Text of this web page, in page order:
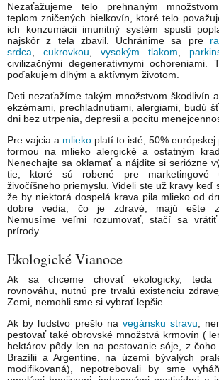
Nezaťažujeme telo prehnaným
teplom zničených bielkovín, ktoré telo
ich konzumácii imunitný systém spustí
najskôr z tela zbavil. Uchránime sa pre
srdca
cukrovkou vysokým tlakom
civilizačnými degeneratívnymi ochoreniami.
poďakujem dlhým a aktívnym životom.
Deti nezaťažíme takým množstvom škodlivín
ekzémami, prechladnutiami, alergiami, budú
dni bez utrpenia, depresii a pocitu
Pre vajcia a mlieko platí to isté, 50%
formou na mlieko alergické a ostatným
Nenechajte sa oklamať a nájdite si seriózne
tie, ktoré sú robené pre marketingové
živočíšneho priemyslu. Videli ste už kravy keď
že by niektorá dospelá krava pila mlieko od
dobre vedia, čo je zdravé, majú ešte
Nemusíme veľmi rozumovať, stačí sa
prírody.
Ekologické Vianoce
Ak sa chceme chovať ekologicky, teda
rovnováhu, nutnú pre trvalú existenciu
Zemi, nemohli sme si vybrať lepšie.
Ak by ľudstvo prešlo na vegánsku stravu ,
pestovať také obrovské množstvá krmovín (
hektárov pôdy len na pestovanie sóje, z
Brazílii a Argentíne, na území bývalých
modifikovaná), nepotrebovali by sme